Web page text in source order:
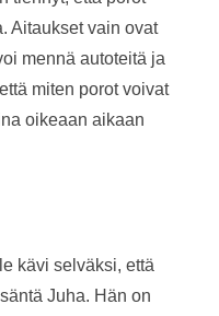
Aitaukset vain ovat
mennä autoteitä ja
miten porot voivat
oikeaan aikaan
kävi selväksi, että
Juha. Hän on